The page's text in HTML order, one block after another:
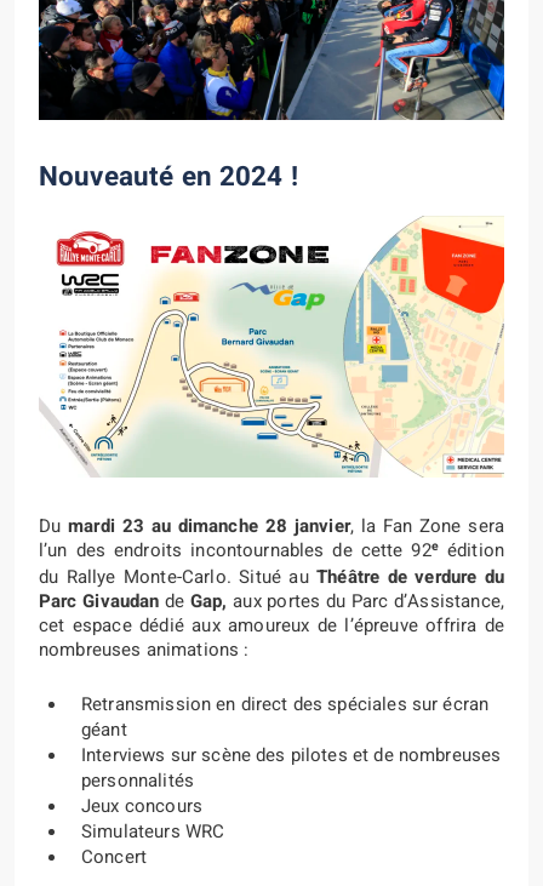
Nouveauté en 2024 !
Dumardi 23 au dimanche 28 janvier, la Fan Zone sera
l’un des endroits incontournables de cette 92eédition
du Rallye Monte-Carlo. Situé auThéâtre de verdure du
Parc Givaudande Gap, aux portes du Parc d’Assistance,
cet espace dédié aux amoureux de l’épreuve offrira de
nombreuses animations :
Retransmission en direct des spéciales sur écran
géant
Interviews sur scène des pilotes et de nombreuses
personnalités
Jeux concours
Simulateurs WRC
Concert